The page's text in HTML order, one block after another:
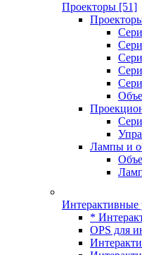
Проекторы [51]
Лампы и
Интерактивные
*
OPS для